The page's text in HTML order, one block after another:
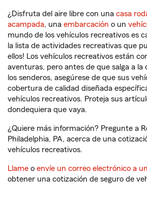
¿Disfruta del aire libre con una casa
acampada, una embarcación o un
mundo de los vehículos recreativos es
la lista de actividades recreativas que
ellos! Los vehículos recreativos están
aventuras, pero antes de que salga a la
los senderos, asegúrese de que sus
cobertura de calidad diseñada
vehículos recreativos. Proteja sus
dondequiera que vaya.
¿Quiere más información? Pregunte a
Philadelphia, PA, acerca de una
vehículos recreativos.
Llame o envíe un correo electrónico a
obtener una cotización de seguro de